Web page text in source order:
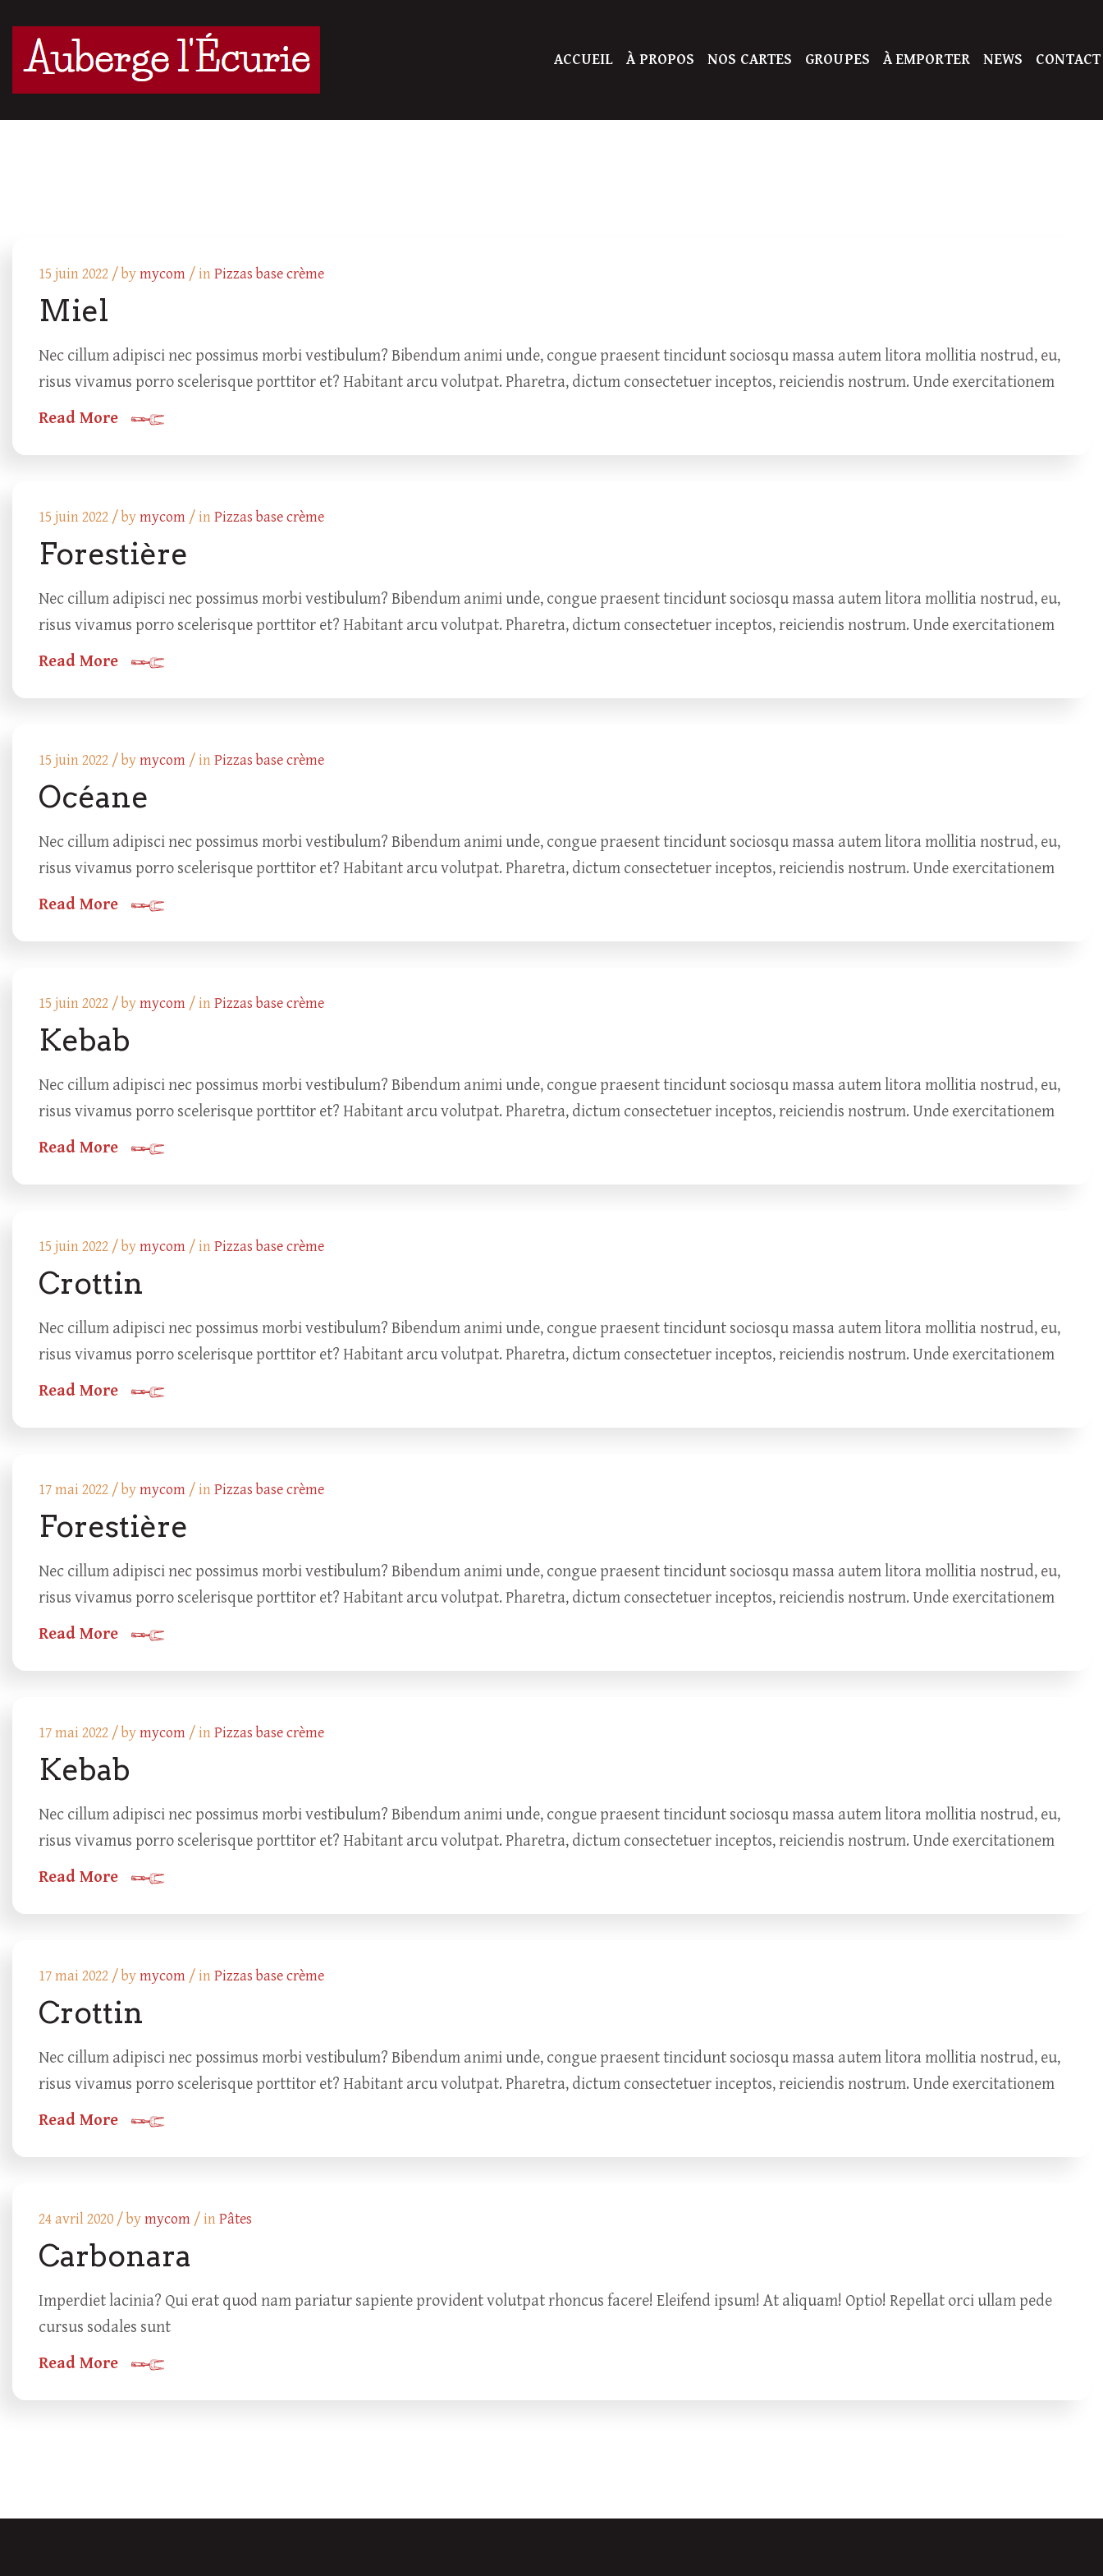
ACCUEIL À PROPOS NOS CARTES GROUPES À EMPORTER NEWS CONTACT
15 juin 2022 /bymycom / inPizzas base crème
Miel
Nec cillum adipisci nec possimus morbi vestibulum? Bibendum animi unde, congue praesent tincidunt sociosqu massa autem litora mollitia nostrud, eu,
risus vivamus porro scelerisque porttitor et? Habitant arcu volutpat. Pharetra, dictum consectetuer inceptos, reiciendis nostrum. Unde exercitationem
Read More
15 juin 2022 /bymycom / inPizzas base crème
Forestière
Nec cillum adipisci nec possimus morbi vestibulum? Bibendum animi unde, congue praesent tincidunt sociosqu massa autem litora mollitia nostrud, eu,
risus vivamus porro scelerisque porttitor et? Habitant arcu volutpat. Pharetra, dictum consectetuer inceptos, reiciendis nostrum. Unde exercitationem
Read More
15 juin 2022 /bymycom / inPizzas base crème
Océane
Nec cillum adipisci nec possimus morbi vestibulum? Bibendum animi unde, congue praesent tincidunt sociosqu massa autem litora mollitia nostrud, eu,
risus vivamus porro scelerisque porttitor et? Habitant arcu volutpat. Pharetra, dictum consectetuer inceptos, reiciendis nostrum. Unde exercitationem
Read More
15 juin 2022 /bymycom / inPizzas base crème
Kebab
Nec cillum adipisci nec possimus morbi vestibulum? Bibendum animi unde, congue praesent tincidunt sociosqu massa autem litora mollitia nostrud, eu,
risus vivamus porro scelerisque porttitor et? Habitant arcu volutpat. Pharetra, dictum consectetuer inceptos, reiciendis nostrum. Unde exercitationem
Read More
15 juin 2022 /bymycom / inPizzas base crème
Crottin
Nec cillum adipisci nec possimus morbi vestibulum? Bibendum animi unde, congue praesent tincidunt sociosqu massa autem litora mollitia nostrud, eu,
risus vivamus porro scelerisque porttitor et? Habitant arcu volutpat. Pharetra, dictum consectetuer inceptos, reiciendis nostrum. Unde exercitationem
Read More
17 mai 2022 /bymycom / inPizzas base crème
Forestière
Nec cillum adipisci nec possimus morbi vestibulum? Bibendum animi unde, congue praesent tincidunt sociosqu massa autem litora mollitia nostrud, eu,
risus vivamus porro scelerisque porttitor et? Habitant arcu volutpat. Pharetra, dictum consectetuer inceptos, reiciendis nostrum. Unde exercitationem
Read More
17 mai 2022 /bymycom / inPizzas base crème
Kebab
Nec cillum adipisci nec possimus morbi vestibulum? Bibendum animi unde, congue praesent tincidunt sociosqu massa autem litora mollitia nostrud, eu,
risus vivamus porro scelerisque porttitor et? Habitant arcu volutpat. Pharetra, dictum consectetuer inceptos, reiciendis nostrum. Unde exercitationem
Read More
17 mai 2022 /bymycom / inPizzas base crème
Crottin
Nec cillum adipisci nec possimus morbi vestibulum? Bibendum animi unde, congue praesent tincidunt sociosqu massa autem litora mollitia nostrud, eu,
risus vivamus porro scelerisque porttitor et? Habitant arcu volutpat. Pharetra, dictum consectetuer inceptos, reiciendis nostrum. Unde exercitationem
Read More
24 avril 2020 /bymycom / inPâtes
Carbonara
Imperdiet lacinia? Qui erat quod nam pariatur sapiente provident volutpat rhoncus facere! Eleifend ipsum! At aliquam! Optio! Repellat orci ullam pede
cursus sodales sunt
Read More